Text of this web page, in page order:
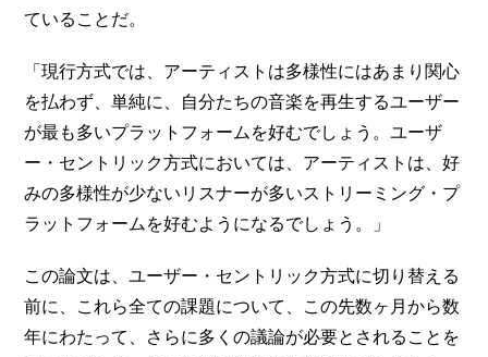
ていることだ。
「現行方式では、アーティストは多様性にはあまり関心
を払わず、単純に、自分たちの音楽を再生するユーザー
が最も多いプラットフォームを好むでしょう。ユーザ
ー・セントリック方式においては、アーティストは、好
みの多様性が少ないリスナーが多いストリーミング・プ
ラットフォームを好むようになるでしょう。」
この論文は、ユーザー・セントリック方式に切り替える
前に、これら全ての課題について、この先数ヶ月から数
年にわたって、さらに多くの議論が必要とされることを